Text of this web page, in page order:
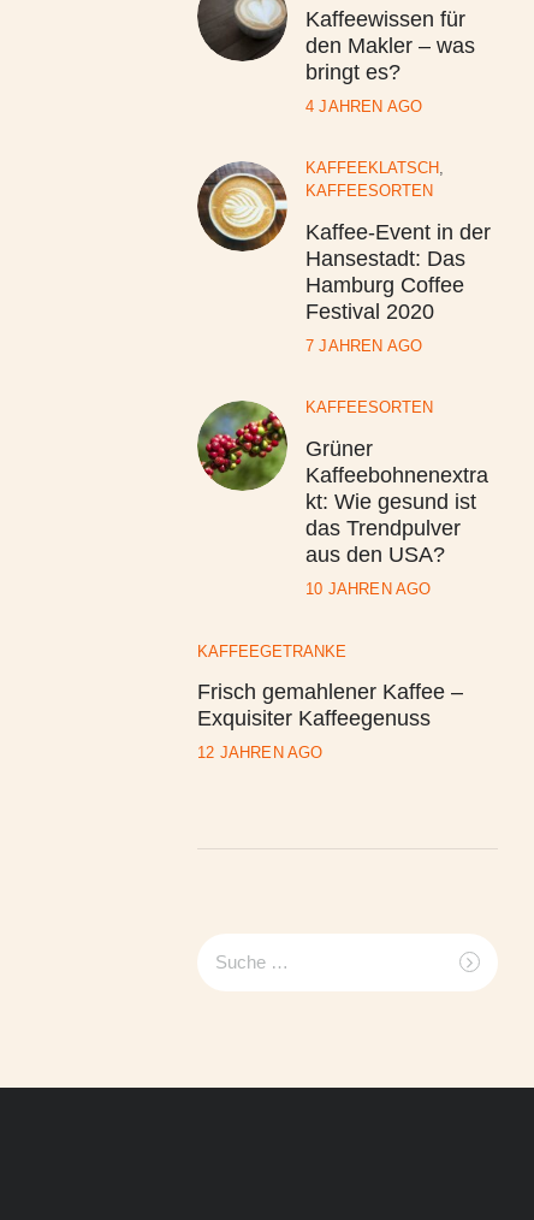
Kaffeewissen für
den Makler – was
bringt es?
4 JAHREN AGO
KAFFEEKLATSCH,
KAFFEESORTEN
Kaffee-Event in der
Hansestadt: Das
Hamburg Coffee
Festival 2020
7 JAHREN AGO
KAFFEESORTEN
Grüner
Kaffeebohnenextra
kt: Wie gesund ist
das Trendpulver
aus den USA?
10 JAHREN AGO
KAFFEEGETRÄNKE
Frisch gemahlener Kaffee –
Exquisiter Kaffeegenuss
12 JAHREN AGO
Suche
nach: